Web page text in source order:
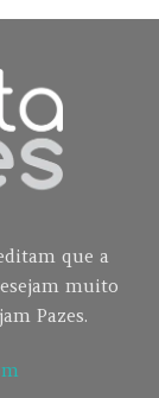
que a
muito
Pazes.